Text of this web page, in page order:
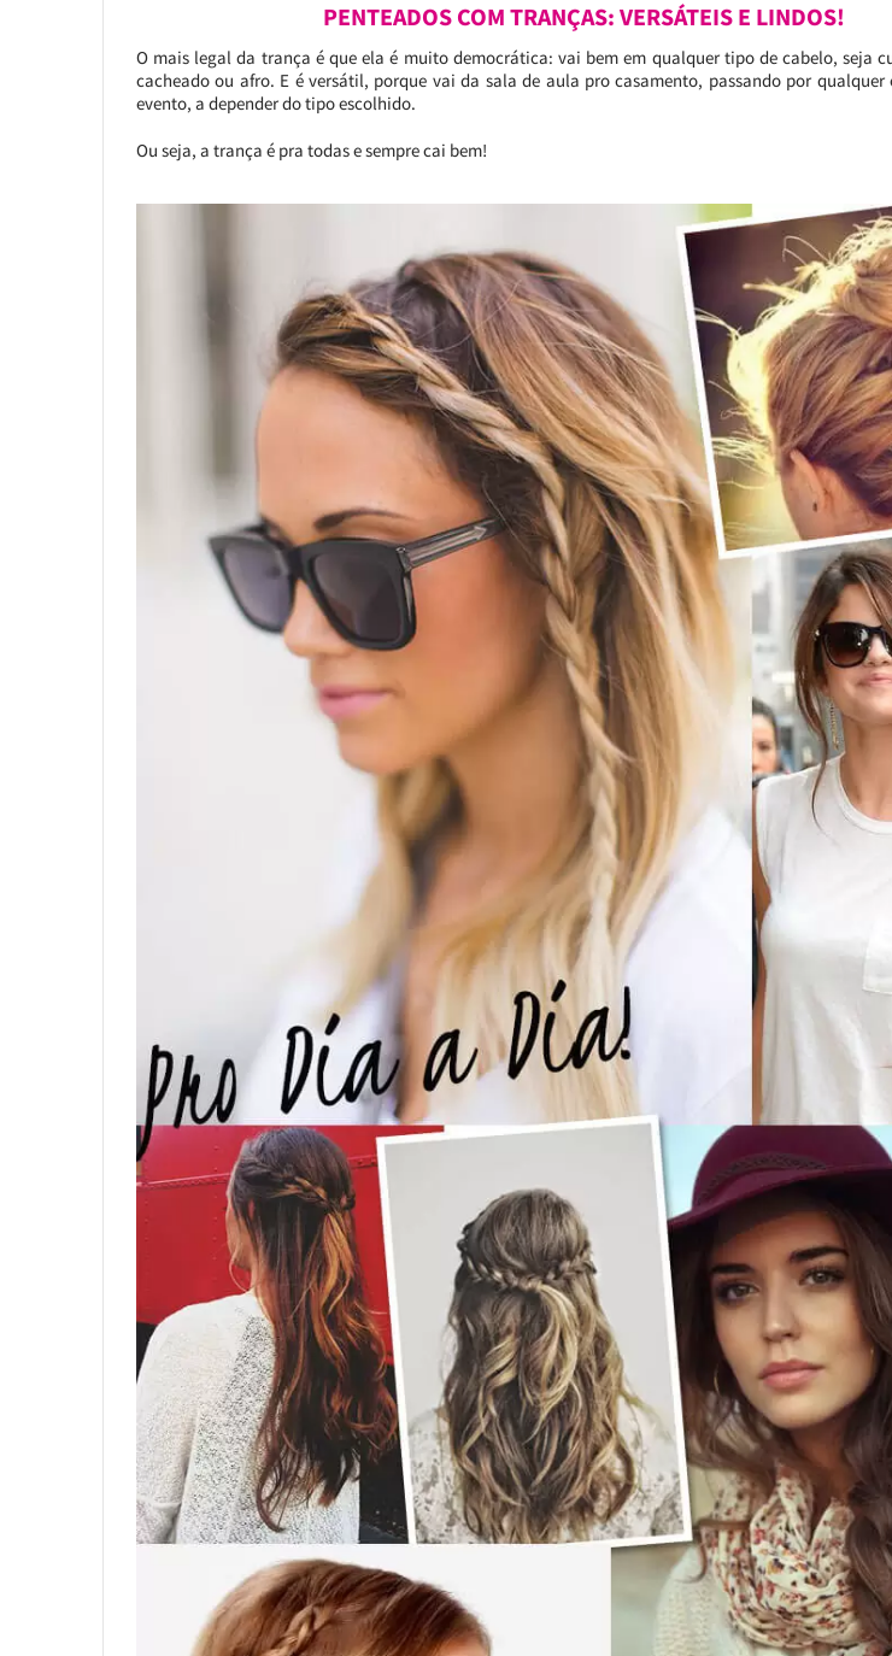
PENTEADOS COM TRANÇAS: VERSÁTEIS E LINDOS!
O mais legal da trança é que ela é muito democrática: vai bem em qualquer tipo de cabelo, seja
cacheado ou afro. E é versátil, porque vai da sala de aula pro casamento, passando por
evento, a depender do tipo escolhido.
Ou seja, a trança é pra todas e sempre cai bem!